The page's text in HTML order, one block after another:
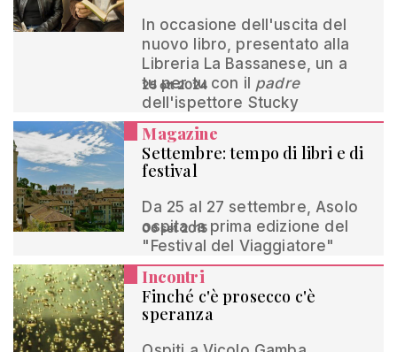
In occasione dell'uscita del
nuovo libro, presentato alla
Libreria La Bassanese, un a
tu per tu con il padre
dell'ispettore Stucky
25 ott 2024
Magazine
Settembre: tempo di libri e di
festival
Da 25 al 27 settembre, Asolo
ospita la prima edizione del
"Festival del Viaggiatore"
06 set 2015
Incontri
Finché c'è prosecco c'è
speranza